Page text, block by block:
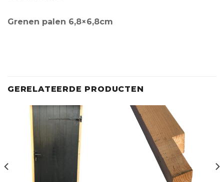
Grenen palen 6,8×6,8cm
GERELATEERDE PRODUCTEN